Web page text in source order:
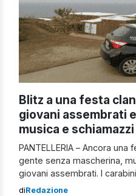
Blitz a una festa
giovani assembrati
musica e
PANTELLERIA – Ancora
gente senza mascherina,
giovani assembrati. I
di Trapani, hanno scoperto
diRedazione